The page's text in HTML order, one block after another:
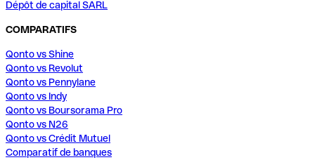
Dépôt de capital SARL
COMPARATIFS
Qonto vs Shine
Qonto vs Revolut
Qonto vs Pennylane
Qonto vs Indy
Qonto vs Boursorama Pro
Qonto vs N26
Qonto vs Crédit Mutuel
Comparatif de banques